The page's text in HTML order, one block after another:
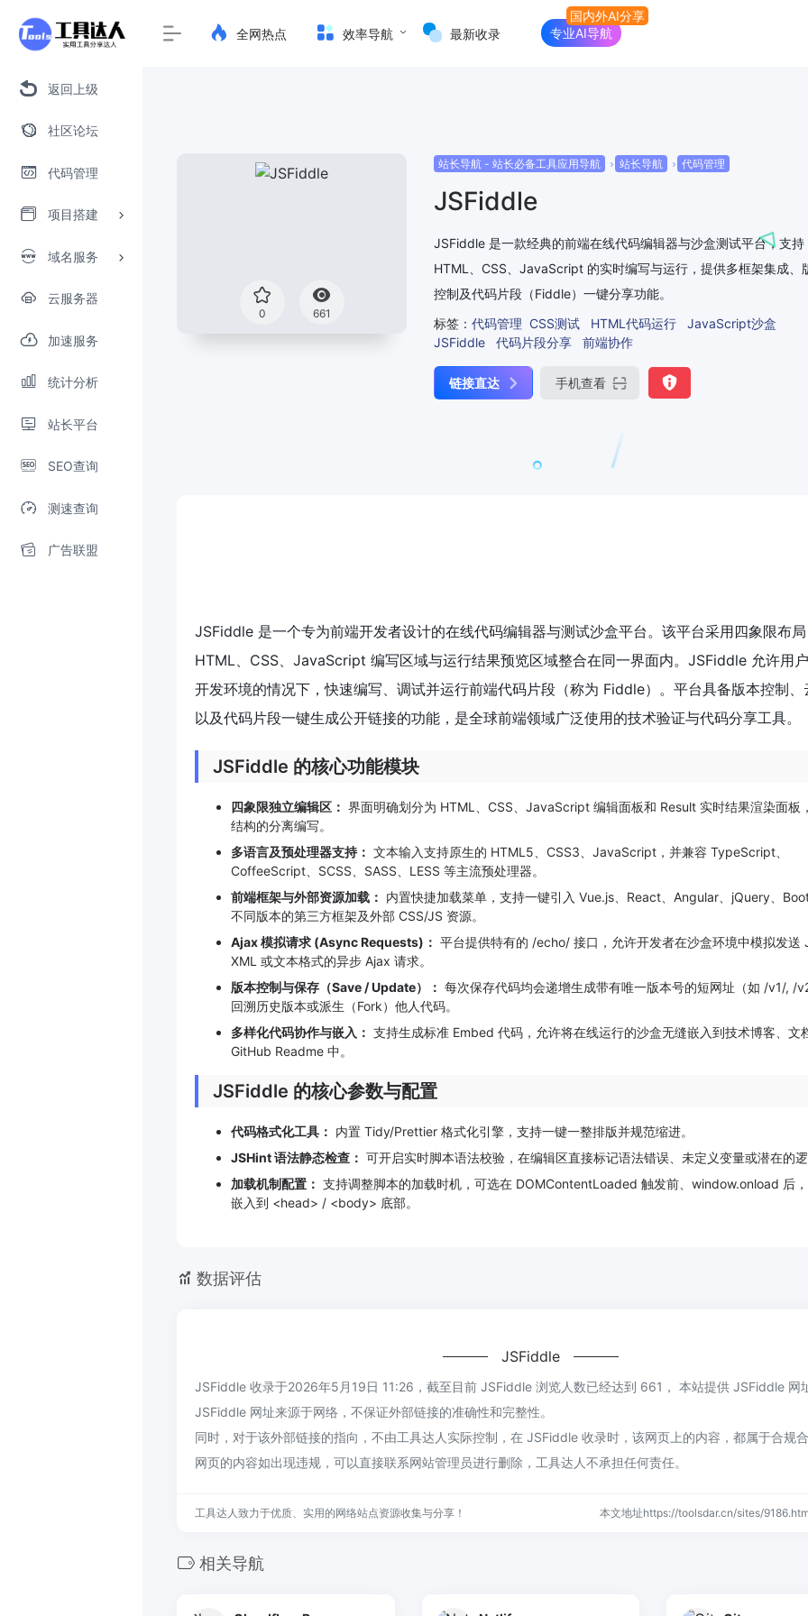
返回上级
社区论坛
代码管理
项目搭建
域名服务
云服务器
加速服务
统计分析
站长平台
SEO查询
测速查询
广告联盟
全网热点 效率导航 最新收录 专业AI导航
0 661
站长导航 - 站长必备工具应用导航 站长导航 代码管理
JSFiddle
JSFiddle 是一款经典的前端在线代码编辑器与沙盒测试平台，支持
HTML、CSS、JavaScript 的实时编写与运行，提供多框架集成、
控制及代码片段（Fiddle）一键分享功能。
标签： 代码管理 CSS测试 HTML代码运行
JavaScript沙盒
JSFiddle
代码片段分享 前端协作
链接直达 手机查看
JSFiddle 是一个专为前端开发者设计的在线代码编辑器与测试沙盒平台。该平台采用四象限布
HTML、CSS、JavaScript 编写区域与运行结果预览区域整合在同一界面内。JSFiddle 允许用
开发环境的情况下，快速编写、调试并运行前端代码片段（称为 Fiddle）。平台具备版本控制、
以及代码片段一键生成公开链接的功能，是全球前端领域广泛使用的技术验证与代码分享工具。
JSFiddle 的核心功能模块
四象限独立编辑区： 界面明确划分为 HTML、CSS、JavaScript 编辑面板和 Result 实时结果渲染面板
结构的分离编写。
多语言及预处理器支持： 文本输入支持原生的 HTML5、CSS3、JavaScript，并兼容 TypeScript、
CoffeeScript、SCSS、SASS、LESS 等主流预处理器。
前端框架与外部资源加载： 内置快捷加载菜单，支持一键引入 Vue.js、React、Angular、jQuery、
不同版本的第三方框架及外部 CSS/JS 资源。
Ajax 模拟请求 (Async Requests)： 平台提供特有的 /echo/ 接口，允许开发者在沙盒环境中模拟发送
XML 或文本格式的异步 Ajax 请求。
版本控制与保存（Save / Update）： 每次保存代码均会递增生成带有唯一版本号的短网址（如 /v1/, /
回溯历史版本或派生（Fork）他人代码。
多样化代码协作与嵌入： 支持生成标准 Embed 代码，允许将在线运行的沙盒无缝嵌入到技术博客、文
GitHub Readme 中。
JSFiddle 的核心参数与配置
代码格式化工具： 内置 Tidy/Prettier 格式化引擎，支持一键一整排版并规范缩进。
JSHint 语法静态检查： 可开启实时脚本语法校验，在编辑区直接标记语法错误、未定义变量或潜在的
加载机制配置： 支持调整脚本的加载时机，可选在 DOMContentLoaded 触发前、window.onload 后
嵌入到 <head> / <body> 底部。
数据评估
JSFiddle
JSFiddle 收录于2026年5月19日 11:26，截至目前 JSFiddle 浏览人数已经达到 661， 本站提供 JSFiddle 网
JSFiddle 网址来源于网络，不保证外部链接的准确性和完整性。
同时，对于该外部链接的指向，不由工具达人实际控制，在 JSFiddle 收录时，该网页上的内容，都属于合规
网页的内容如出现违规，可以直接联系网站管理员进行删除，工具达人不承担任何责任。
工具达人致力于优质、实用的网络站点资源收集与分享！ 本文地址https://toolsdar.cn/sites/
相关导航